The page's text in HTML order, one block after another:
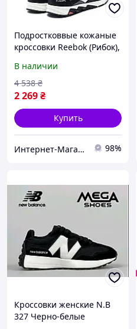
Подростковвые кожаные
кроссовки Reebok (Рибок),
черные, кеды. Мужская
обувь
В наличии
2 269₴
4 538 ₴
Купить
Интернет-Магазин Klambi Shop 98%
Кроссовки женские N.B
327 Черно-белые